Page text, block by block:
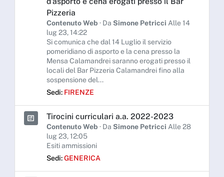
Pizzeria
Contenuto Web · Da Simone Petricci Alle 14
lug 23, 14:22
Si comunica che dal 14 Luglio il servizio
pomeridiano di asporto e la cena presso la
Mensa Calamandrei saranno erogati presso il
locali del Bar Pizzeria Calamandrei fino alla
sospensione del...
Sedi: FIRENZE
Tirocini curriculari a.a. 2022-2023
Contenuto Web · Da Simone Petricci Alle 28
lug 23, 12:05
Esiti ammissioni
Sedi:GENERICA